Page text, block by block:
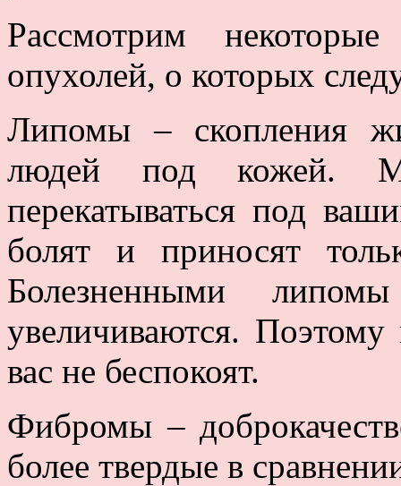
Рассмотрим
опухолей, о которых
Липомы – скопления
людей под кожей.
перекатываться под
болят и приносят
Болезненными
увеличиваются.
вас не беспокоят.
Фибромы –
более твердые в